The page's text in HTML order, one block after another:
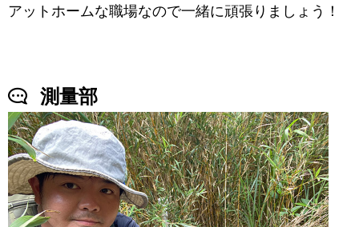
アットホームな職場なので一緒に頑張りましょう！
測量部